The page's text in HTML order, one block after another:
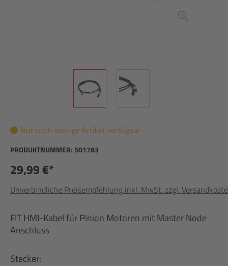
Nur noch wenige Artikel verfügbar
PRODUKTNUMMER: 501783
29,99 €*
Unverbindliche Preisempfehlung inkl. MwSt. zzgl.
FIT HMI-Kabel für Pinion Motoren mit Master Node
Anschluss
Stecker: